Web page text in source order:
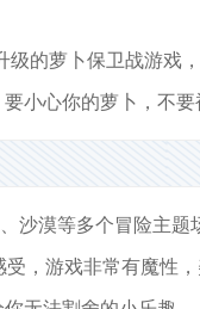
级的萝卜保卫战游戏
小心你的萝卜，不
沙漠等多个冒险主
，游戏非常有魔性